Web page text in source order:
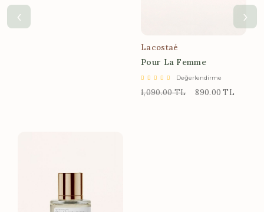
‹ ›
Lacostaé
Pour La Femme
Değerlendirme
1,090.00 TL 890.00 TL